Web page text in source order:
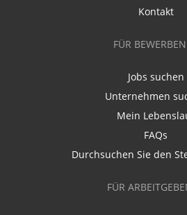
Kontakt
FÜR
Jobs suchen
Unternehmen
Mein
FAQs
Durchsuchen Sie den
FÜR